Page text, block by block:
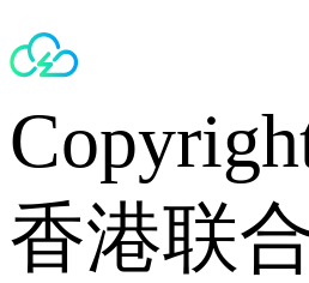
香港联